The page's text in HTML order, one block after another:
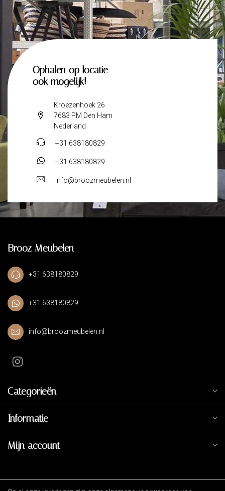
Ophalen op locatie
ook mogelijk!
Kroezenhoek 26
7683 PM Den Ham
Nederland
+31 638180829
+31 638180829
info@broozmeubelen.nl
Brooz Meubelen
+31 638180829
+31 638180829
info@broozmeubelen.nl
Categorieën
Informatie
Mijn account